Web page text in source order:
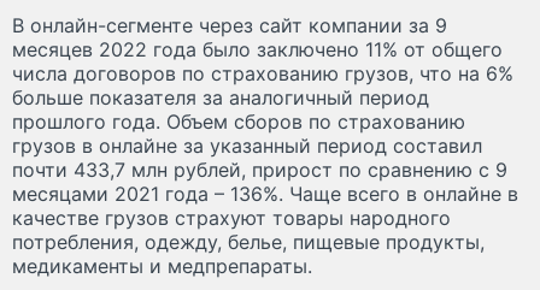
В онлайн-сегменте через сайт компании за 9
месяцев 2022 года было заключено 11% от общего
числа договоров по страхованию грузов, что на 6%
больше показателя за аналогичный период
прошлого года. Объем сборов по страхованию
грузов в онлайне за указанный период составил
почти 433,7 млн рублей, прирост по сравнению с 9
месяцами 2021 года – 136%. Чаще всего в онлайне в
качестве грузов страхуют товары народного
потребления, одежду, белье, пищевые продукты,
медикаменты и медпрепараты.